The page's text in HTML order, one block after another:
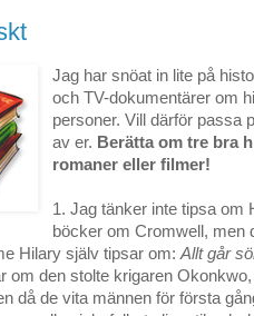
Jag har snöat in lite på
och TV-dokumentärer om
personer. Vill därför passa
av er. Berätta om tre bra
romaner eller filmer!
1. Jag tänker inte tipsa om
böcker om Cromwell, men
Hilary själv tipsar om: Allt går
om den stolte krigaren
då de vita männen för första